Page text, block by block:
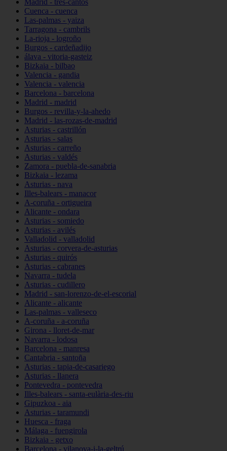
Madrid - tres-cantos
Cuenca - cuenca
Las-palmas - yaiza
Tarragona - cambrils
La-rioja - logroño
Burgos - cardeñadijo
álava - vitoria-gasteiz
Bizkaia - bilbao
Valencia - gandia
Valencia - valencia
Barcelona - barcelona
Madrid - madrid
Burgos - revilla-y-la-ahedo
Madrid - las-rozas-de-madrid
Asturias - castrillón
Asturias - salas
Asturias - carreño
Asturias - valdés
Zamora - puebla-de-sanabria
Bizkaia - lezama
Asturias - nava
Illes-balears - manacor
A-coruña - ortigueira
Alicante - ondara
Asturias - somiedo
Asturias - avilés
Valladolid - valladolid
Asturias - corvera-de-asturias
Asturias - quirós
Asturias - cabranes
Navarra - tudela
Asturias - cudillero
Madrid - san-lorenzo-de-el-escorial
Alicante - alicante
Las-palmas - valleseco
A-coruña - a-coruña
Girona - lloret-de-mar
Navarra - lodosa
Barcelona - manresa
Cantabria - santoña
Asturias - tapia-de-casariego
Asturias - llanera
Pontevedra - pontevedra
Illes-balears - santa-eulària-des-riu
Gipuzkoa - aia
Asturias - taramundi
Huesca - fraga
Málaga - fuengirola
Bizkaia - getxo
Barcelona - vilanova-i-la-geltrú